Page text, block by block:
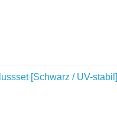
[Schwarz / UV-stabil]